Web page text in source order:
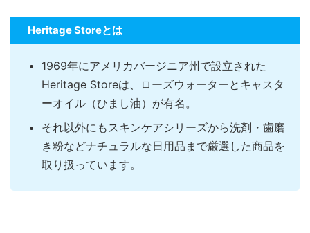
Heritage Storeとは
1969年にアメリカバージニア州で設立された
Heritage Storeは、ローズウォーターとキャスタ
ーオイル（ひまし油）が有名。
それ以外にもスキンケアシリーズから洗剤・歯磨
き粉などナチュラルな日用品まで厳選した商品を
取り扱っています。